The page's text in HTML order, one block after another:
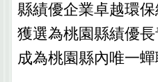
縣績優企業卓越環
獲選為桃園縣績優
成為桃園縣內唯一蟬